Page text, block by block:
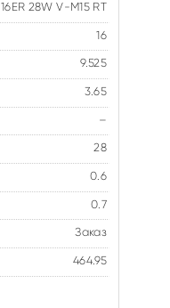
16ER 28W V-M15 RT
16
9.525
3.65
–
28
0.6
0.7
Заказ
464.95